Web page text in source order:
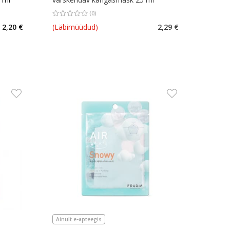
2,20 €
(0)
Keskmine hinnang 0.00
(Läbimüüdud) 2,29 €
Ainult e-apteegis